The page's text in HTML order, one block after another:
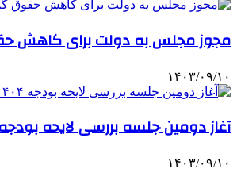
مجوز مجلس به دولت برای کاهش
۱۴۰۳/۰۹/۱۰
آغاز دومین جلسه بررسی لایحه بودجه ۱۴۰۴ در صحن
۱۴۰۳/۰۹/۱۰